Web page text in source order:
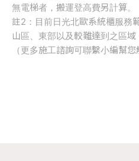
無電梯者，搬運登高費另計算。
註2：目前日光北歐系統櫃服務
山區、東部以及較難達到之區域
（更多施工諮詢可聯繫小編幫您